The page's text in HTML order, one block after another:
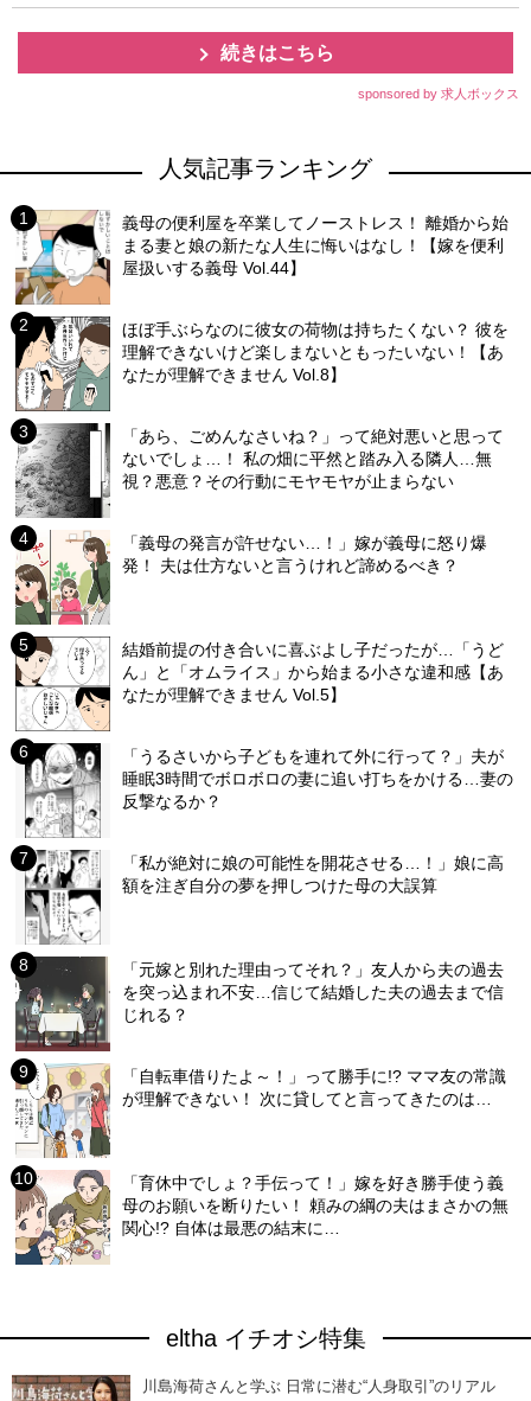
続きはこちら
sponsored by 求人ボックス
人気記事ランキング
義母の便利屋を卒業してノーストレス！ 離婚から始
まる妻と娘の新たな人生に悔いはなし！【嫁を便利
屋扱いする義母 Vol.44】
ほぼ手ぶらなのに彼女の荷物は持ちたくない？ 彼を
理解できないけど楽しまないともったいない！【あ
なたが理解できません Vol.8】
「あら、ごめんなさいね？」って絶対悪いと思って
ないでしょ…！ 私の畑に平然と踏み入る隣人…無
視？悪意？その行動にモヤモヤが止まらない
「義母の発言が許せない…！」嫁が義母に怒り爆
発！ 夫は仕方ないと言うけれど諦めるべき？
結婚前提の付き合いに喜ぶよし子だったが…「うど
ん」と「オムライス」から始まる小さな違和感【あ
なたが理解できません Vol.5】
「うるさいから子どもを連れて外に行って？」夫が
睡眠3時間でボロボロの妻に追い打ちをかける…妻の
反撃なるか？
「私が絶対に娘の可能性を開花させる…！」娘に高
額を注ぎ自分の夢を押しつけた母の大誤算
「元嫁と別れた理由ってそれ？」友人から夫の過去
を突っ込まれ不安…信じて結婚した夫の過去まで信
じれる？
「自転車借りたよ～！」って勝手に!? ママ友の常識
が理解できない！ 次に貸してと言ってきたのは…
「育休中でしょ？手伝って！」嫁を好き勝手使う義
母のお願いを断りたい！ 頼みの綱の夫はまさかの無
関心!? 自体は最悪の結末に…
eltha イチオシ特集
川島海荷さんと学ぶ 日常に潜む“人身取引”のリアル